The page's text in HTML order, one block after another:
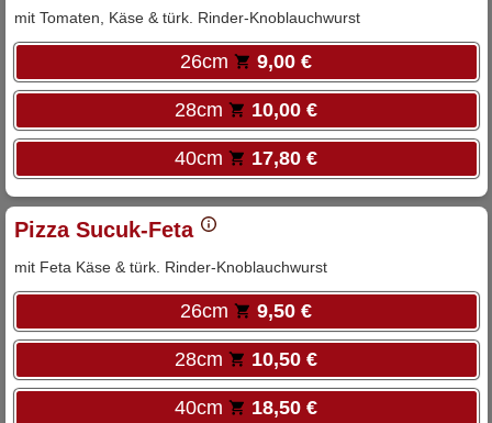
mit Tomaten, Käse & türk. Rinder-Knoblauchwurst
26cm 9,00 €
28cm 10,00 €
40cm 17,80 €
Pizza Sucuk-Feta
mit Feta Käse & türk. Rinder-Knoblauchwurst
26cm 9,50 €
28cm 10,50 €
40cm 18,50 €